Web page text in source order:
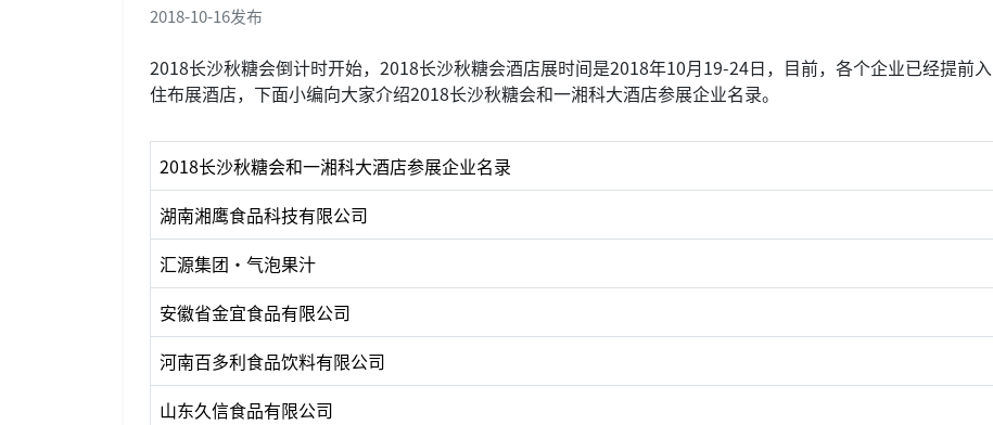
2018-10-16发布
2018长沙秋糖会倒计时开始，2018长沙秋糖会酒店展时间是2018年10月19-24日，目前，各个企业已经提前入
住布展酒店，下面小编向大家介绍2018长沙秋糖会和一湘科大酒店参展企业名录。
2018长沙秋糖会和一湘科大酒店参展企业名录
湖南湘鹰食品科技有限公司
汇源集团·气泡果汁
安徽省金宜食品有限公司
河南百多利食品饮料有限公司
山东久信食品有限公司